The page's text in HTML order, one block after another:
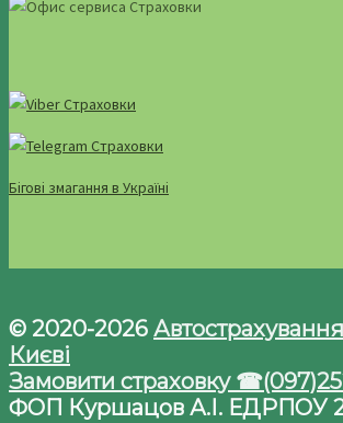
Бігові змагання в Україні
© 2020-2026
Києві
Замовити страховку
ФОП Куршацов А.І. ЕДРПОУ